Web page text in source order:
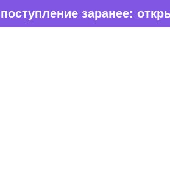
открыт набор на 2026 учебный год